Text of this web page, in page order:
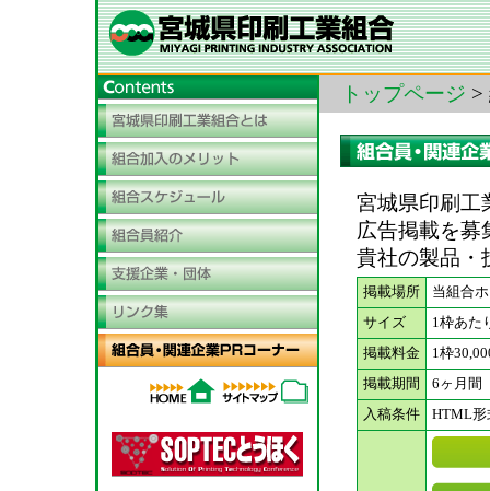
トップページ >
宮城県印刷工
広告掲載を募
貴社の製品・
掲載場所
当組合
サイズ
1枠あた
掲載料金
1枠
掲載期間
6ヶ月間
入稿条件
HTML形